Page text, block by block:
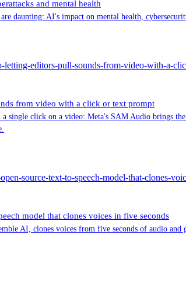
and mental health
daunting: AI's impact on mental health,
letting-editors-pull-sounds-from-video-with-a-
from video with a click or text prompt
single click on a video: Meta's SAM Audio brings
source-text-to-speech-model-that-clones-
model that clones voices in five seconds
AI, clones voices from five seconds of audio